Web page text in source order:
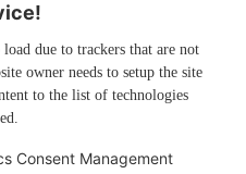
due to trackers that are not
owner needs to setup the site
to the list of technologies
Consent Management